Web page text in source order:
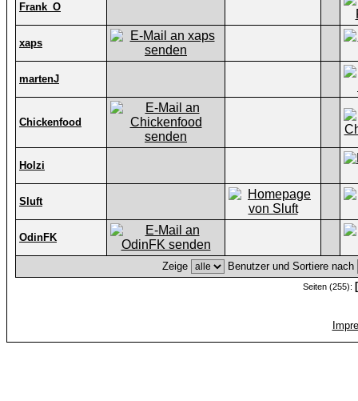
Frank_O
xaps
martenJ
Chickenfood
Holzi
Sluft
OdinFK
Zeige Benutzer und Sortiere nach
Seiten (255):